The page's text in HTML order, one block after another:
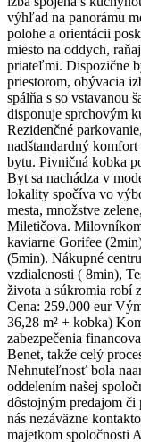
výhľad na panorámu
polohe a orientácii
miesto na oddych,
priateľmi. Dispozične
priestorom, obývacia
spálňa s so vstavanou
disponuje sprchovým
Rezidenčné
nadštandardný
bytu. Pivničná kobka
Byt sa nachádza v
lokality spočíva vo
mesta, množstve
Miletičova.
kaviarne Gorifee
(5min). Nákupné
vzdialenosti ( 8min),
života a súkromia robí
Cena: 259.000 eur
36,28 m² + kobka)
zabezpečenia
Benet, takže celý
Nehnuteľnosť bola
oddelením našej
dôstojným predajom či
nás nezáväzne
majetkom spoločnosti